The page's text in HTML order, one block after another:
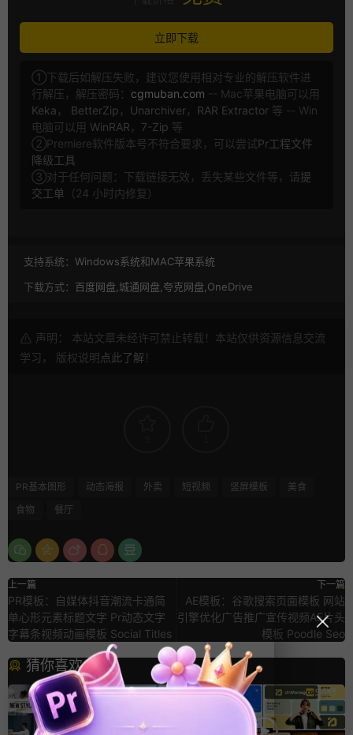
立即下载
①下载后如解压失败，建议您使用相对专业的解压软件进
行解压，解压密码： cgmuban.com -- Mac苹果电脑可以用
Keka ， BetterZip ， Unarchiver， RAR Extractor 等 -- Win
电脑可以用 WinRAR ， 7-Zip 等
②Premiere软件版本号不符合要求，可以尝试Pr工程文件
降级工具
③对于任何问题：下载链接无效，丢失某些文件等，请提
交工单 （24 小时内修复）
支持系统： Windows系统和MAC苹果系统
下载方式： 百度网盘,城通网盘,夸克网盘,OneDrive
声明： 本站文章未经许可禁止转载！本站仅供资源信息交流
学习， 版权说明点此了解 ！
PR基本图形 动态海报 外卖 短视频 竖屏模板
美食
食物
餐厅
上一篇
PR模板：自媒体抖音潮流卡通简
单心形元素标题文字 Pr动态文字
字幕条视频动画模板 Social Titles
下一篇
AE模板：谷歌搜索页面模板 网站
引擎优化广告推广宣传视频AE片头
模板 Poodle Seo
猜你喜欢